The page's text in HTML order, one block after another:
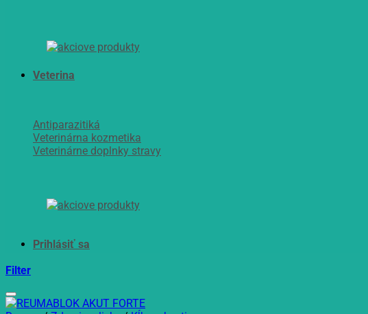
Veterina
Antiparazitiká
Veterinárna kozmetika
Veterinárne doplnky stravy
Filter